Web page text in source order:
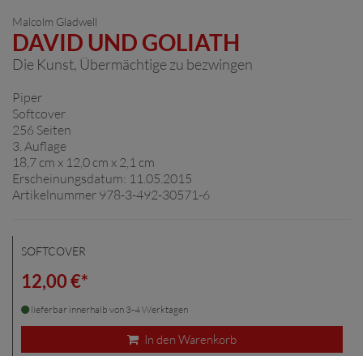
Malcolm Gladwell
DAVID UND GOLIATH
Die Kunst, Übermächtige zu bezwingen
Piper
Softcover
256 Seiten
3. Auflage
18,7 cm x 12,0 cm x 2,1 cm
Erscheinungsdatum: 11.05.2015
Artikelnummer 978-3-492-30571-6
SOFTCOVER
12,00 €*
lieferbar innerhalb von 3-4 Werktagen
In den Warenkorb